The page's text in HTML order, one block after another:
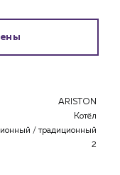
ARISTON
Котёл
/ традиционный
2